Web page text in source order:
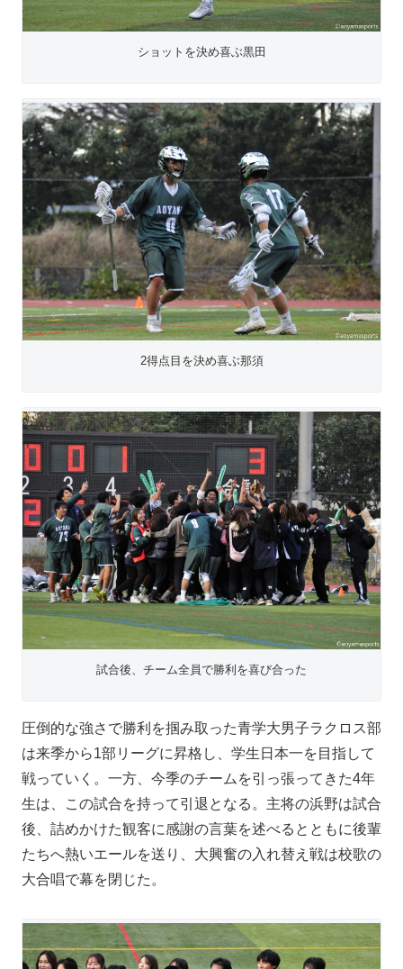
ショットを決め喜ぶ黒田
2得点目を決め喜ぶ那須
試合後、チーム全員で勝利を喜び合った
圧倒的な強さで勝利を掴み取った青学大男子ラクロス部
は来季から1部リーグに昇格し、学生日本一を目指して
戦っていく。一方、今季のチームを引っ張ってきた4年
生は、この試合を持って引退となる。主将の浜野は試合
後、詰めかけた観客に感謝の言葉を述べるとともに後輩
たちへ熱いエールを送り、大興奮の入れ替え戦は校歌の
大合唱で幕を閉じた。